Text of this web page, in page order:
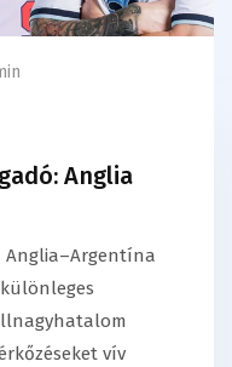
Anglia
Anglia–Argentína
vív